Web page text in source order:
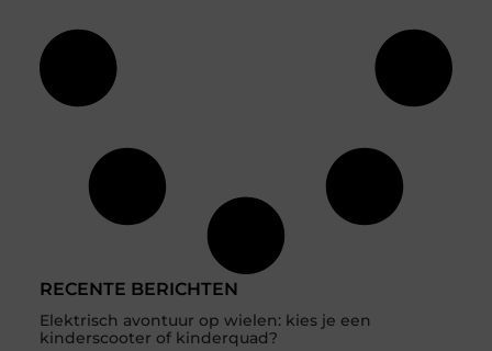
RECENTE BERICHTEN
Elektrisch avontuur op wielen: kies je een
kinderscooter of kinderquad?